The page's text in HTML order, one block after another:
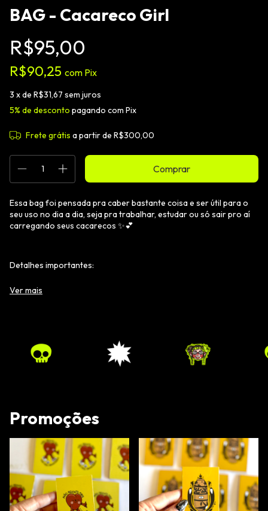
BAG - Cacareco Girl
R$95,00
R$90,25 com Pix
3 x de R$31,67 sem juros
5% de desconto pagando com Pix
Frete grátis a partir de R$300,00
Essa bag foi pensada pra caber bastante coisa e ser útil para o
seu uso no dia a dia, seja pra trabalhar, estudar ou só sair pro aí
carregando seus cacarecos ✨💕
Detalhes importantes:
• tamanho 40x40 cm
•estampa em DTF de alta qualidade
• pode lavar na máquina
Ver mais
Promoções